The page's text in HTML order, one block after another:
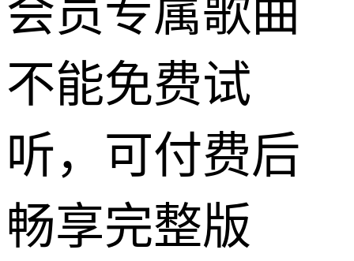
会员专属歌曲
不能免费试
听，可付费后
畅享完整版